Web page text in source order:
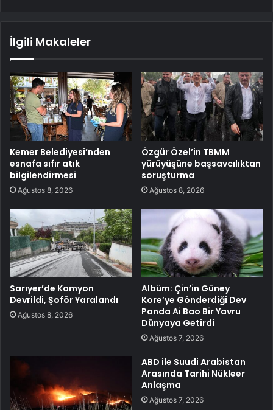
İlgili Makaleler
Kemer Belediyesi’nden
esnafa sıfır atık
bilgilendirmesi
Ağustos 8, 2026
Özgür Özel’in TBMM
yürüyüşüne başsavcılıktan
soruşturma
Ağustos 8, 2026
Sarıyer’de Kamyon
Devrildi, Şoför Yaralandı
Ağustos 8, 2026
Albüm: Çin’in Güney
Kore’ye Gönderdiği Dev
Panda Ai Bao Bir Yavru
Dünyaya Getirdi
Ağustos 7, 2026
ABD ile Suudi Arabistan
Arasında Tarihi Nükleer
Anlaşma
Ağustos 7, 2026